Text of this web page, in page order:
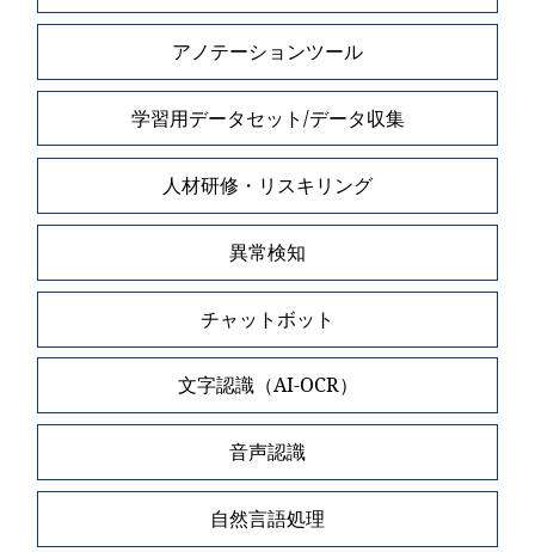
アノテーションツール
学習用データセット/データ収集
人材研修・リスキリング
異常検知
チャットボット
文字認識（AI-OCR）
音声認識
自然言語処理